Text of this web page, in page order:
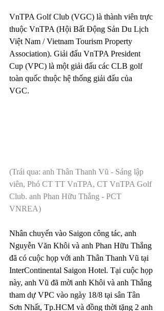
VnTPA Golf Club (VGC) là thành viên trực
thuộc VnTPA (Hội Bất Động Sản Du Lịch
Việt Nam / Vietnam Tourism Property
Association). Giải đấu VnTPA President
Cup (VPC) là một giải đấu các CLB golf
toàn quốc thuộc hệ thống giải đấu của
VGC.
(Trái qua: anh Thân Thanh Vũ - Sáng lập
viên, Phó CT TT VnTPA, CT VnTPA Golf
Club. anh Phan Hữu Thắng - PCT
VNREA)
Nhân chuyến vào Saigon công tác, anh
Nguyễn Văn Khôi và anh Phan Hữu Thắng
đã có cuộc họp với anh Thân Thanh Vũ tại
InterContinental Saigon Hotel. Tại cuộc họp
này, anh Vũ đã mời anh Khôi và anh Thắng
tham dự VPC vào ngày 18/8 tại sân Tân
Sơn Nhất, Tp.HCM và đồng thời tặng 2 anh